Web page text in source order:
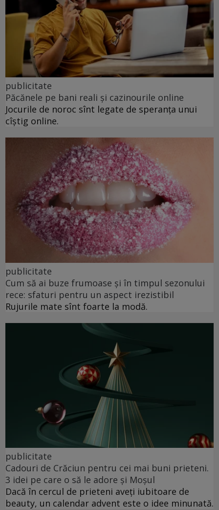
publicitate
Păcănele pe bani reali și cazinourile online
Jocurile de noroc sînt legate de speranța unui
cîștig online.
publicitate
Cum să ai buze frumoase şi în timpul sezonului
rece: sfaturi pentru un aspect irezistibil
Rujurile mate sînt foarte la modă.
publicitate
Cadouri de Crăciun pentru cei mai buni prieteni.
3 idei pe care o să le adore și Moșul
Dacă în cercul de prieteni aveți iubitoare de
beauty, un calendar advent este o idee minunată.